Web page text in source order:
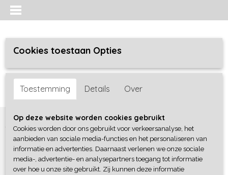
Inloggen Registreren
Home >Jongens baby>Jassen / Buitenpakken>
Cookies toestaan Opties
Toestemming Details Over
Op deze website worden cookies gebruikt
Cookies worden door ons gebruikt voor verkeersanalyse, het
aanbieden van sociale media-functies en het personaliseren van
informatie en advertenties. Daarnaast verlenen we onze sociale
media-, advertentie- en analysepartners toegang tot informatie
over hoe u onze site gebruikt. Zij kunnen deze informatie